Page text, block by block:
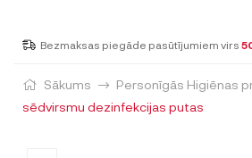
Bezmaksas piegāde pasūtījumiem virs
Sākums Personīgās Higiēnas
sēdvirsmu dezinfekcijas putas